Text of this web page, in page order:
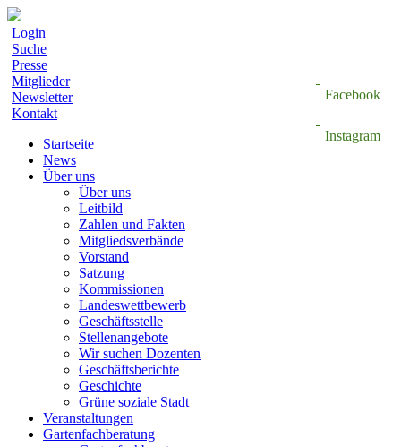
Login
Facebook
Instagram
Suche
Presse
Mitglieder
Newsletter
Kontakt
Startseite
News
Über uns
Über uns
Leitbild
Zahlen und Fakten
Mitgliedsverbände
Vorstand
Satzung
Kommissionen
Landeswettbewerb
Geschäftsstelle
Stellenangebote
Wir suchen Dozenten
Geschäftsberichte
Geschichte
Grüne soziale Stadt
Veranstaltungen
Gartenfachberatung